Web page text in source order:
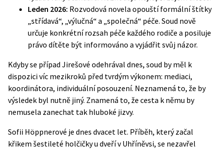
Leden 2026: Rozvodová novela opouští formální štítky
„střídavá“, „výlučná“ a „společná“ péče. Soud nově
určuje konkrétní rozsah péče každého rodiče a posiluje
právo dítěte být informováno a vyjádřit svůj názor.
Kdyby se případ Jirešové odehrával dnes, soud by měl k
dispozici víc mezikroků před tvrdým výkonem: mediaci,
koordinátora, individuální posouzení. Neznamená to, že by
výsledek byl nutně jiný. Znamená to, že cesta k němu by
nemusela zanechat tak hluboké jizvy.
Sofii Höppnerové je dnes dvacet let. Příběh, který začal
křikem šestileté holčičky u dveří v Uhříněvsi, se nezavřel